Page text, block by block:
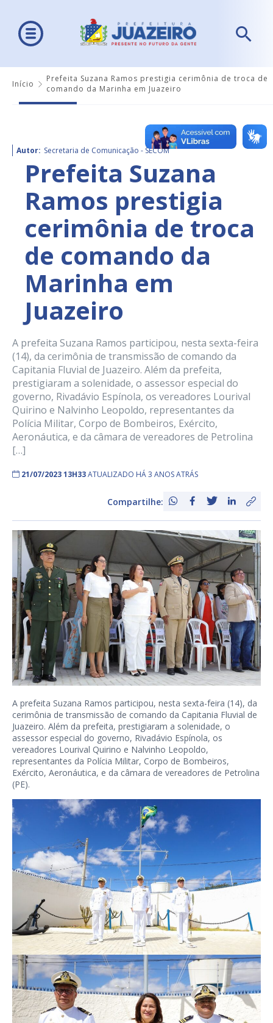
Início
Prefeita Suzana Ramos prestigia cerimônia de troca de
comando da Marinha em Juazeiro
Autor: Secretaria de Comunicação - SECOM
Prefeita Suzana
Ramos prestigia
cerimônia de troca
de comando da
Marinha em
Juazeiro
A prefeita Suzana Ramos participou, nesta sexta-feira
(14), da cerimônia de transmissão de comando da
Capitania Fluvial de Juazeiro. Além da prefeita,
prestigiaram a solenidade, o assessor especial do
governo, Rivadávio Espínola, os vereadores Lourival
Quirino e Nalvinho Leopoldo, representantes da
Polícia Militar, Corpo de Bombeiros, Exército,
Aeronáutica, e da câmara de vereadores de Petrolina
[…]
21/07/2023 13H33ATUALIZADO HÁ 3 ANOS ATRÁS
Compartilhe:
A prefeita Suzana Ramos participou, nesta sexta-feira (14), da
cerimônia de transmissão de comando da Capitania Fluvial de
Juazeiro. Além da prefeita, prestigiaram a solenidade, o
assessor especial do governo, Rivadávio Espínola, os
vereadores Lourival Quirino e Nalvinho Leopoldo,
representantes da Polícia Militar, Corpo de Bombeiros,
Exército, Aeronáutica, e da câmara de vereadores de Petrolina
(PE).